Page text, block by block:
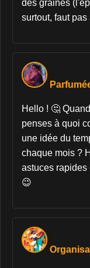
des graines
surtout, faut
Hello ! 🤔
penses à quoi
une idée du
chaque mois ?
astuces rapides
😉